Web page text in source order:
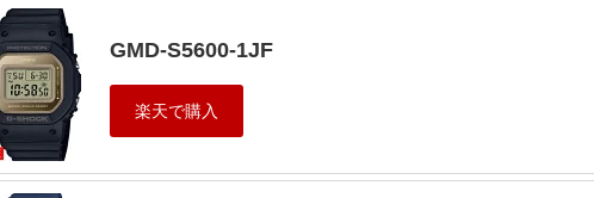
GMD-S5600-1JF